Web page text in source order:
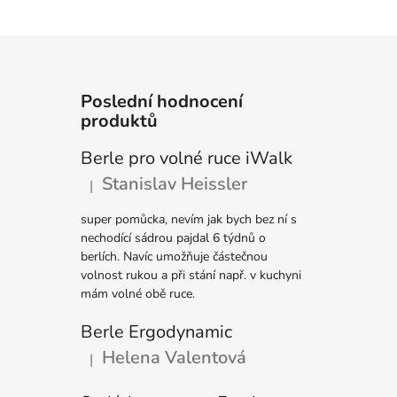
Poslední hodnocení
produktů
Berle pro volné ruce iWalk
Hodnocení produktu je 5 z 5 hvězdiček.
| Stanislav Heissler
super pomůcka, nevím jak bych bez ní s
nechodící sádrou pajdal 6 týdnů o
berlích. Navíc umožňuje částečnou
volnost rukou a při stání např. v kuchyni
mám volné obě ruce.
Berle Ergodynamic
Hodnocení produktu je 5 z 5 hvězdiček.
| Helena Valentová